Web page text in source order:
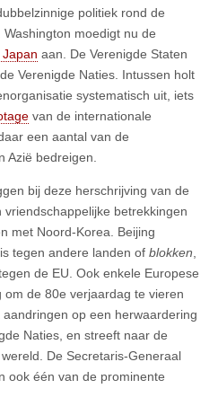
politiek rond de
moedigt nu de
aan. De Verenigde Staten
Verenigde Naties. Intussen holt
systematisch uit, iets
van de internationale
een aantal van de
Azië bedreigen.
bij deze herschrijving van de
betrekkingen
met Noord-Korea. Beijing
tegen andere landen of blokken
de EU. Ook enkele Europese
de 80e verjaardag te vieren
op een herwaardering
Naties, en streeft naar de
De Secretaris-Generaal
ook één van de prominente